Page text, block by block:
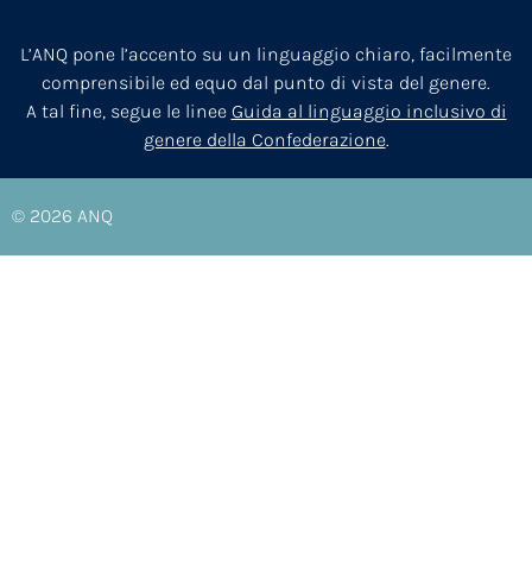
L’ANQ pone l’accento su un linguaggio chiaro, facilmente
comprensibile ed equo dal punto di vista del genere.
A tal fine, segue le linee Guida al linguaggio inclusivo di
genere della Confederazione.
© 2026 ANQ